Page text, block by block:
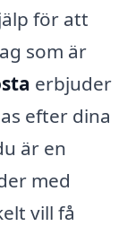
för att
som är
erbjuder
efter dina
är en
med
vill få